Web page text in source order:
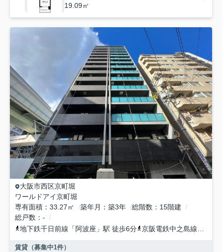
19.09㎡
大阪市西区京町堀
ワールドアイ京町堀
専有面積
33.27㎡ 築年月 築3年 総階数
15階建
総戸数
-
地下鉄千日前線 「 阿波座 」駅 徒歩6分 京阪電鉄中之島線「
賃貸（募集中1件）